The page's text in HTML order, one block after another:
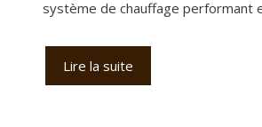
système de chauffage performant
Lire la suite